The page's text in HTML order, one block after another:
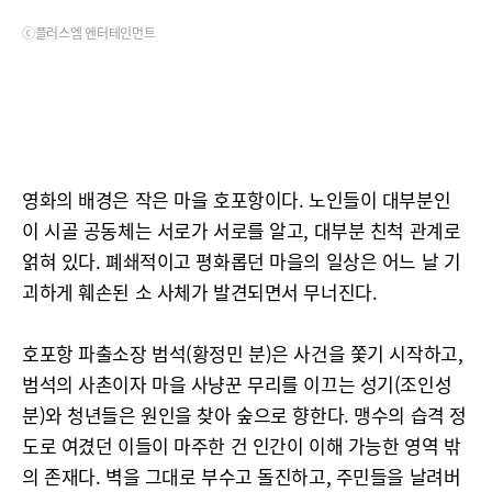
ⓒ플러스엠 엔터테인먼트
영화의 배경은 작은 마을 호포항이다. 노인들이 대부분인
이 시골 공동체는 서로가 서로를 알고, 대부분 친척 관계로
얽혀 있다. 폐쇄적이고 평화롭던 마을의 일상은 어느 날 기
괴하게 훼손된 소 사체가 발견되면서 무너진다.
호포항 파출소장 범석(황정민 분)은 사건을 쫓기 시작하고,
범석의 사촌이자 마을 사냥꾼 무리를 이끄는 성기(조인성
분)와 청년들은 원인을 찾아 숲으로 향한다. 맹수의 습격 정
도로 여겼던 이들이 마주한 건 인간이 이해 가능한 영역 밖
의 존재다. 벽을 그대로 부수고 돌진하고, 주민들을 날려버